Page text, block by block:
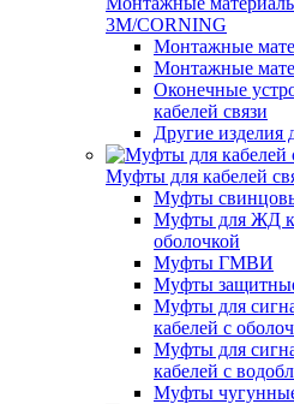
3M/CORNING
Монтажные
Монтажные
Оконечные
кабелей связи
Другие изделия
Муфты для кабелей
Муфты
Муфты для ЖД
оболочкой
Муфты ГМВИ
Муфты
Муфты для
кабелей с
Муфты для
кабелей с
Муфты